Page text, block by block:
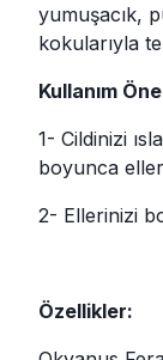
yumuşacık,
kokularıyla
Kullanım
1- Cildinizi
boyunca
2- Ellerinizi
Özellikler: